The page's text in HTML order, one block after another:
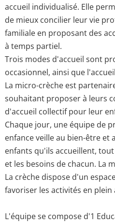
accueil individualisé. Elle
de mieux concilier leur vie
familiale en proposant des
à temps partiel.
Trois modes d'accueil sont
occasionnel, ainsi que
La micro-crèche est
souhaitant proposer à leurs
d'accueil collectif pour leur
Chaque jour, une équipe de
enfance veille au bien-être et
enfants qu'ils accueillent,
et les besoins de chacun. La
La crèche dispose d'un
favoriser les activités en plein
L'équipe se compose d'1